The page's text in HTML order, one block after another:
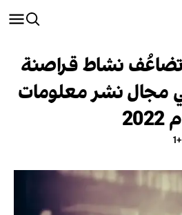
نشاط قراصنة
مجال نشر معلومات